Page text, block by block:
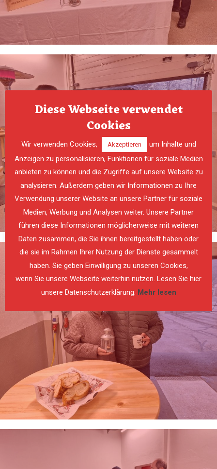
PREVIOUS
Diese Webseite verwendet
Cookies
Wir verwenden Cookies, Akzeptieren
um Inhalte und
Anzeigen zu personalisieren, Funktionen für soziale Medien
anbieten zu können und die Zugriffe auf unsere Website zu
analysieren. Außerdem geben wir Informationen zu Ihre
Verwendung unserer Website an unsere Partner für soziale
Medien, Werbung und Analysen weiter. Unsere Partner
führen diese Informationen möglicherweise mit weiteren
Daten zusammen, die Sie ihnen bereitgestellt haben oder
die sie im Rahmen Ihrer Nutzung der Dienste gesammelt
haben. Sie geben Einwilligung zu unseren Cookies,
wenn Sie unsere Webseite weiterhin nutzen. Lesen Sie hier
unsere Datenschutzerklärung. Mehr lesen